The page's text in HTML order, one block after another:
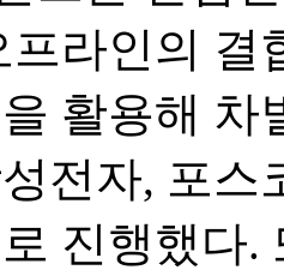
라인의
활용해 차
전자, 포스
진행했다.